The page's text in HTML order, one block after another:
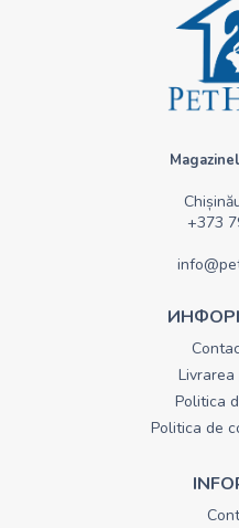
+373
Politica
Politica de